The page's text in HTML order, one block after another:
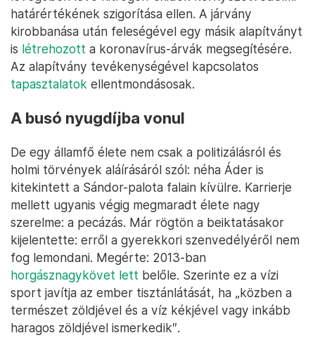
határértékének szigorítása ellen. A járvány
kirobbanása után feleségével egy másik alapítványt
is létrehozott a koronavírus-árvák megsegítésére.
Az alapítvány tevékenységével kapcsolatos
tapasztalatok ellentmondásosak.
A busó nyugdíjba vonul
De egy államfő élete nem csak a politizálásról és
holmi törvények aláírásáról szól: néha Áder is
kitekintett a Sándor-palota falain kívülre. Karrierje
mellett ugyanis végig megmaradt élete nagy
szerelme: a pecázás. Már rögtön a beiktatásakor
kijelentette: erről a gyerekkori szenvedélyéről nem
fog lemondani. Megérte: 2013-ban
horgásznagykövet lett belőle. Szerinte ez a vízi
sport javítja az ember tisztánlátását, ha „közben a
természet zöldjével és a víz kékjével vagy inkább
haragos zöldjével ismerkedik″.